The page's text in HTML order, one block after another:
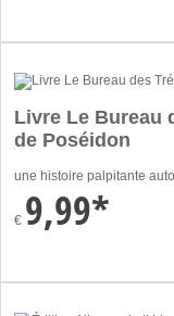
Livre Le Bureau
de Poséidon
une histoire palpitante
€ 9,99*